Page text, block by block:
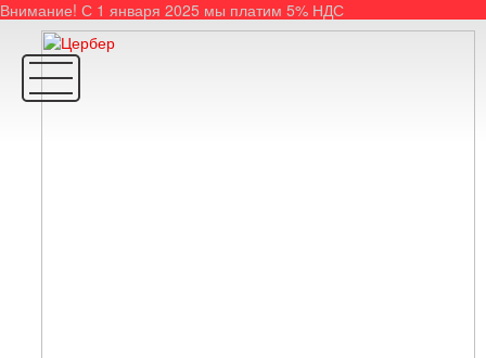
Внимание! С 1 января 2025 мы платим 5% НДС